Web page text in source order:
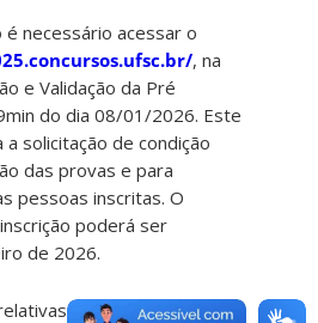
é necessário acessar o
, na
e Validação da Pré
do dia 08/01/2026. Este
solicitação de condição
das provas e para
pessoas inscritas. O
poderá ser
de 2026.
ao concurso serão